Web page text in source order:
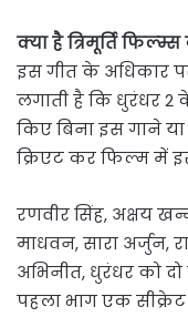
क्या है त्रिमूर्ति फिल्म्स
इस गीत के अधिकार पर
लगाती है कि धुरंधर 2
किए बिना इस गाने
क्रिएट कर फिल्म में
रणवीर सिंह, अक्षय
माधवन, सारा अर्जुन,
अभिनीत, धुरंधर को
पहला भाग एक